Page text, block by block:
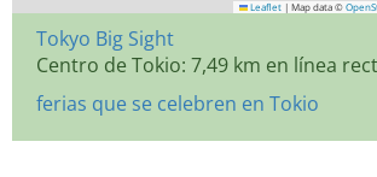
Leaflet | Map data ©
Tokyo Big Sight
Centro de Tokio: 7,49 km en línea
ferias que se celebren en Tokio